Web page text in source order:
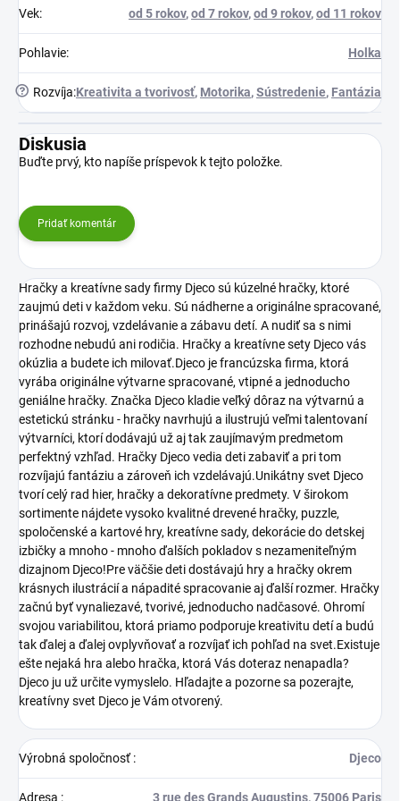
Vek: od 5 rokov,od 7 rokov,od 9 rokov,od 11 rokov
Pohlavie: Holka
? Rozvíja:Kreativita a tvorivosť, Motorika,Sústredenie, Fantázia
Diskusia
Buďte prvý, kto napíše príspevok k tejto položke.
Pridať komentár
Hračky a kreatívne sady firmy Djeco sú kúzelné hračky, ktoré
zaujmú deti v každom veku. Sú nádherne a originálne spracované,
prinášajú rozvoj, vzdelávanie a zábavu detí. A nudiť sa s nimi
rozhodne nebudú ani rodičia. Hračky a kreatívne sety Djeco vás
okúzlia a budete ich milovať.Djeco je francúzska firma, ktorá
vyrába originálne výtvarne spracované, vtipné a jednoducho
geniálne hračky. Značka Djeco kladie veľký dôraz na výtvarnú a
estetickú stránku - hračky navrhujú a ilustrujú veľmi talentovaní
výtvarníci, ktorí dodávajú už aj tak zaujímavým predmetom
perfektný vzhľad. Hračky Djeco vedia deti zabaviť a pri tom
rozvíjajú fantáziu a zároveň ich vzdelávajú.Unikátny svet Djeco
tvorí celý rad hier, hračky a dekoratívne predmety. V širokom
sortimente nájdete vysoko kvalitné drevené hračky, puzzle,
spoločenské a kartové hry, kreatívne sady, dekorácie do detskej
izbičky a mnoho - mnoho ďalších pokladov s nezameniteľným
dizajnom Djeco!Pre väčšie deti dostávajú hry a hračky okrem
krásnych ilustrácií a nápadité spracovanie aj ďalší rozmer. Hračky
začnú byť vynaliezavé, tvorivé, jednoducho nadčasové. Ohromí
svojou variabilitou, ktorá priamo podporuje kreativitu detí a budú
tak ďalej a ďalej ovplyvňovať a rozvíjať ich pohľad na svet.Existuje
ešte nejaká hra alebo hračka, ktorá Vás doteraz nenapadla?
Djeco ju už určite vymyslelo. Hľadajte a pozorne sa pozerajte,
kreatívny svet Djeco je Vám otvorený.
Výrobná spoločnosť: Djeco
Adresa : 3 rue des Grands Augustins, 75006 Paris